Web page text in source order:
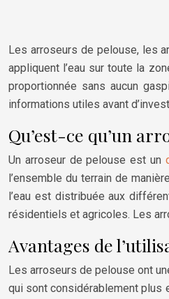
Les arroseurs de pelouse, les
appliquent l’eau sur toute la
proportionnée sans aucun
informations utiles avant
Qu’est-ce qu’un
Un arroseur de pelouse est un
l’ensemble du terrain de
l’eau est distribuée aux
résidentiels et agricoles. Les
Avantages de
Les arroseurs de pelouse ont
qui sont considérablement plus